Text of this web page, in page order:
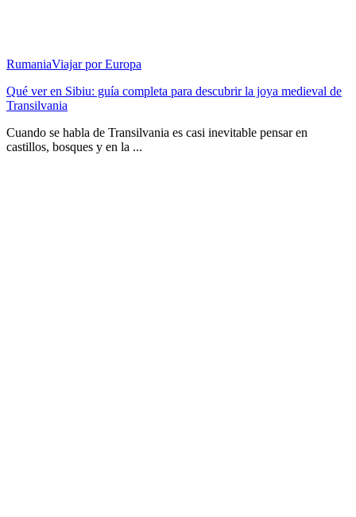
RumaniaViajar por Europa
Qué ver en Sibiu: guía completa para descubrir la joya medieval de
Transilvania
Cuando se habla de Transilvania es casi inevitable pensar en
castillos, bosques y en la ...